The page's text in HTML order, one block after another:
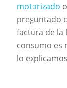
motorizado
preguntado
factura de la
consumo es
lo